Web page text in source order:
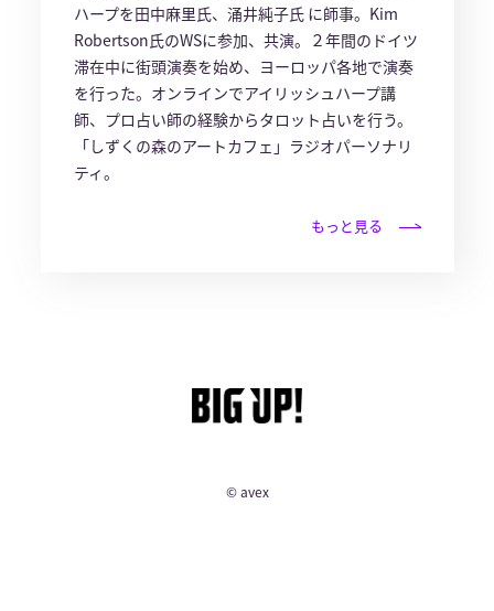
ハープを田中麻里氏、涌井純子氏 に師事。Kim
Robertson氏のWSに参加、共演。２年間のドイツ
滞在中に街頭演奏を始め、ヨーロッパ各地で演奏
を行った。オンラインでアイリッシュハープ講
師、プロ占い師の経験からタロット占いを行う。
「しずくの森のアートカフェ」ラジオパーソナリ
ティ。
もっと見る
© avex